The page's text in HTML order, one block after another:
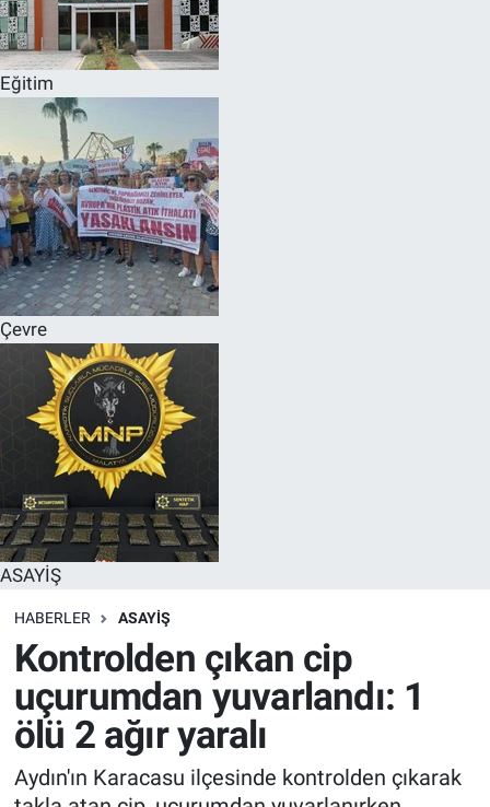
Eğitim
Çevre
ASAYİŞ
HABERLER ASAYİŞ
Kontrolden çıkan cip
uçurumdan yuvarlandı: 1
ölü 2 ağır yaralı
Aydın'ın Karacasu ilçesinde kontrolden çıkarak